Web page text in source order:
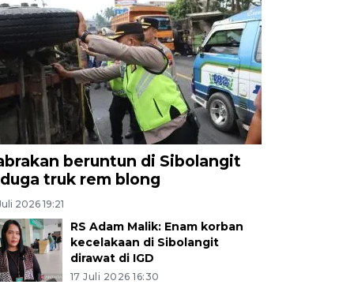
beruntun di Sibolangit
truk rem blong
2026 19:21
RS Adam Malik: Enam korban
kecelakaan di Sibolangit
dirawat di IGD
17 Juli 2026 16:30